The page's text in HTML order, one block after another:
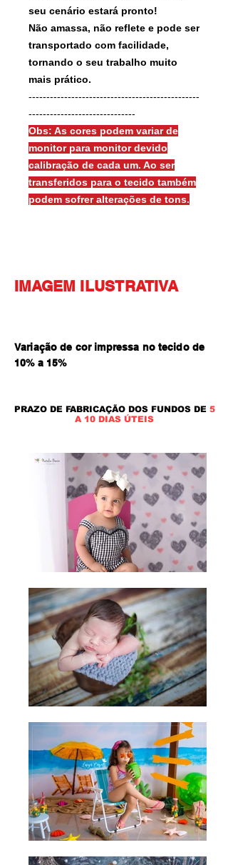
seu cenário estará pronto!
Não amassa, não reflete e pode ser
transportado com facilidade,
tornando o seu trabalho muito
mais prático.
------------------------------------------------
------------------------------
Obs: As cores podem variar de
monitor para monitor devido
calibração de cada um. Ao ser
transferidos para o tecido também
podem sofrer alterações de tons.
IMAGEM ILUSTRATIVA
Variação de cor impressa no tecido de
10% a 15%
PRAZO DE FABRICAÇÃO DOS FUNDOS DE 5
A 10 DIAS ÚTEIS